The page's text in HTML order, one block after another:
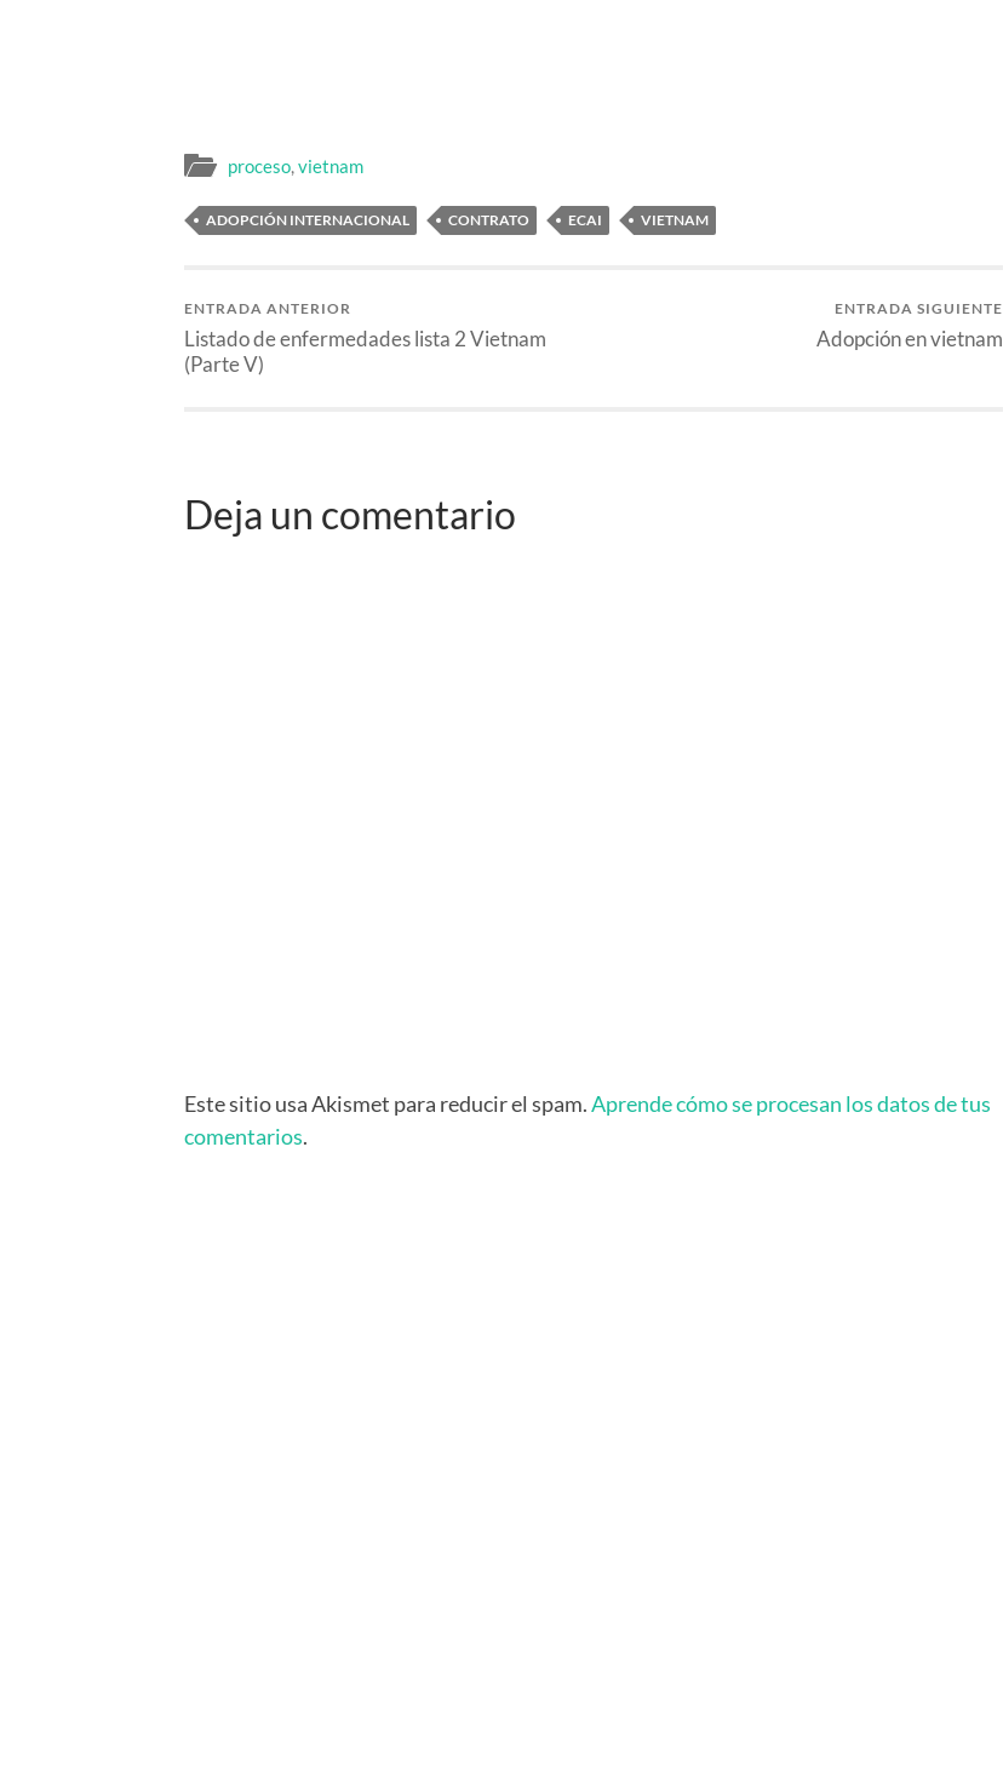
proceso,vietnam
ADOPCIÓN INTERNACIONAL CONTRATO ECAI VIETNAM
ENTRADA ANTERIOR
Listado de enfermedades lista 2 Vietnam
(Parte V)
ENTRADA SIGUIENTE
Adopción en vietnam
Deja un comentario
Este sitio usa Akismet para reducir el spam.Aprende cómo se procesan los datos de tus
comentarios.